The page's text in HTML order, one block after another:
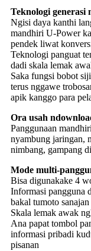
Teknologi generasi
Ngisi daya kanthi
mandhiri U-Power
pendek liwat
Teknologi panguat
dadi skala lemak
Saka fungsi bobot
terus nggawe
apik kanggo para
Ora usah
Panggunaan
nyambung jaringan,
nimbang, gampang
Mode multi-
Bisa digunakake 4
Informasi pangguna
bakal tumoto
Skala lemak awak
Ana papat tombol
informasi pribadi
pisanan